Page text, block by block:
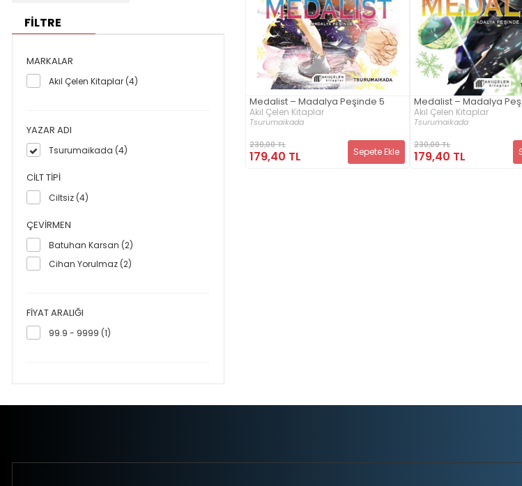
FİLTRE
MARKALAR
Akıl Çelen Kitaplar (4)
YAZAR ADI
Tsurumaikada (4)
CILT TIPI
Ciltsiz (4)
ÇEVIRMEN
Batuhan Karsan (2)
Cihan Yorulmaz (2)
FIYAT ARALIĞI
99.9 - 9999 (1)
Medalist – Madalya Peşinde 5
Akıl Çelen Kitaplar
Tsurumaikada
230,00 TL
179,40 TL Sepete Ekle
Medalist – Madalya
Akıl Çelen Kitaplar
Tsurumaikada
230,00 TL
179,40 TL